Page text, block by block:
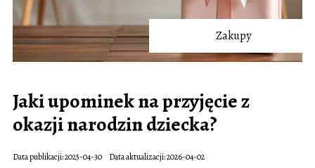
Zakupy
Jaki upominek na przyjęcie z
okazji narodzin dziecka?
Data publikacji: 2025-04-30 Data aktualizacji: 2026-04-02